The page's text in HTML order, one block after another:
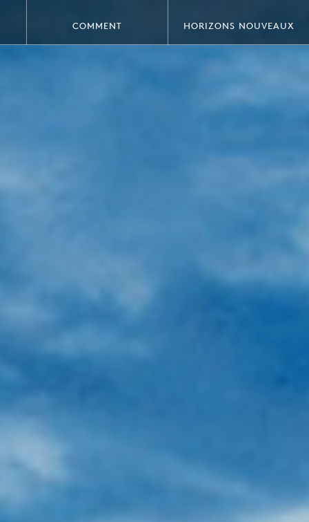
COMMENT HORIZONS NOUVEAUX